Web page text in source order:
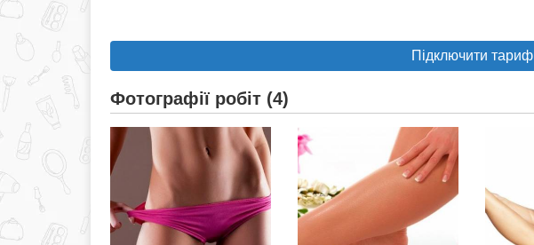
Підключити тариф
Фотографії робіт (4)